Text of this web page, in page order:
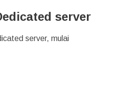
server
server, mulai